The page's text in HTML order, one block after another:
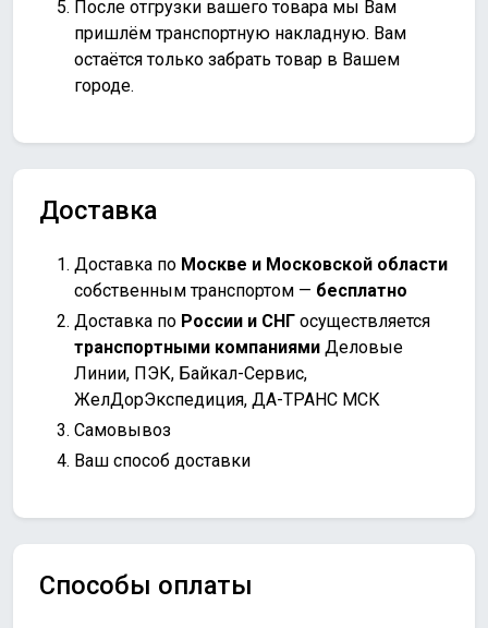
После отгрузки вашего товара мы Вам
пришлём транспортную накладную. Вам
остаётся только забрать товар в Вашем
городе.
Доставка
Доставка по Москве и Московской области
собственным транспортом — бесплатно
Доставка по России и СНГ осуществляется
транспортными компаниями Деловые
Линии, ПЭК, Байкал-Сервис,
ЖелДорЭкспедиция, ДА-ТРАНС МСК
Самовывоз
Ваш способ доставки
Способы оплаты